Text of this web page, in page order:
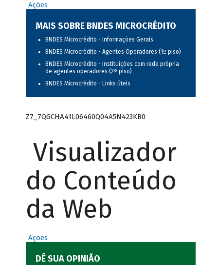
Ações
MAIS SOBRE BNDES MICROCRÉDITO
BNDES Microcrédito - Informações Gerais
BNDES Microcrédito - Agentes Operadores (1º piso)
BNDES Microcrédito - Instituições com rede própria
de agentes operadores (2º piso)
BNDES Microcrédito - Links úteis
Z7_7QGCHA41L06460Q04A5N423KB0
Visualizador
do Conteúdo
da Web
Ações
DÊ SUA OPINIÃO